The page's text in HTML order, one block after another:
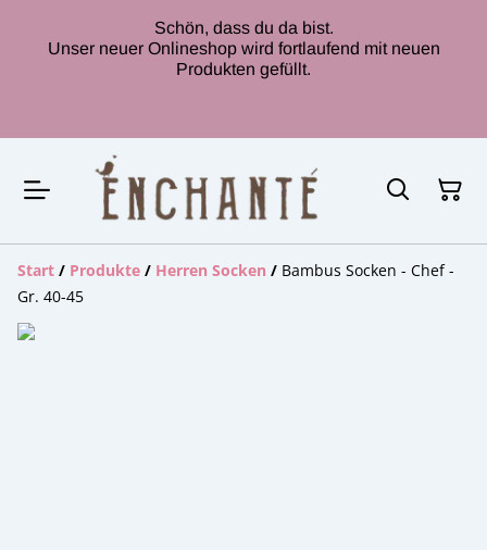
Schön, dass du da bist.
Unser neuer Onlineshop wird fortlaufend mit neuen
Produkten gefüllt.
Start / Produkte / Herren Socken / Bambus Socken - Chef -
Gr. 40-45